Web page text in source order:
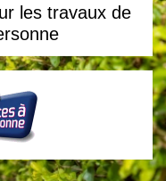
les travaux de